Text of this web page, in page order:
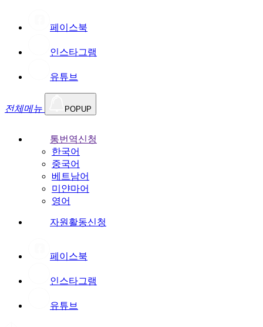
페이스북
인스타그램
유튜브
전체메뉴 POPUP
통번역신청
한국어
중국어
베트남어
미얀마어
영어
자원활동신청
페이스북
인스타그램
유튜브